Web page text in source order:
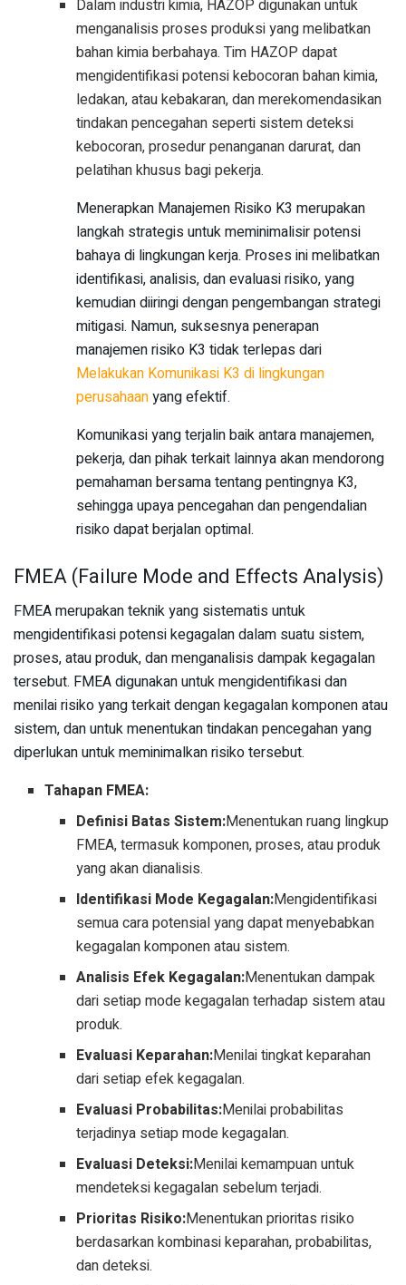
Dalam industri kimia, HAZOP digunakan untuk
menganalisis proses produksi yang melibatkan
bahan kimia berbahaya. Tim HAZOP dapat
mengidentifikasi potensi kebocoran bahan kimia,
ledakan, atau kebakaran, dan merekomendasikan
tindakan pencegahan seperti sistem deteksi
kebocoran, prosedur penanganan darurat, dan
pelatihan khusus bagi pekerja.
Menerapkan Manajemen Risiko K3 merupakan
langkah strategis untuk meminimalisir potensi
bahaya di lingkungan kerja. Proses ini melibatkan
identifikasi, analisis, dan evaluasi risiko, yang
kemudian diiringi dengan pengembangan strategi
mitigasi. Namun, suksesnya penerapan
manajemen risiko K3 tidak terlepas dari
Melakukan Komunikasi K3 di lingkungan
perusahaanyang efektif.
Komunikasi yang terjalin baik antara manajemen,
pekerja, dan pihak terkait lainnya akan mendorong
pemahaman bersama tentang pentingnya K3,
sehingga upaya pencegahan dan pengendalian
risiko dapat berjalan optimal.
FMEA (Failure Mode and Effects Analysis)
FMEA merupakan teknik yang sistematis untuk
mengidentifikasi potensi kegagalan dalam suatu sistem,
proses, atau produk, dan menganalisis dampak kegagalan
tersebut. FMEA digunakan untuk mengidentifikasi dan
menilai risiko yang terkait dengan kegagalan komponen atau
sistem, dan untuk menentukan tindakan pencegahan yang
diperlukan untuk meminimalkan risiko tersebut.
Tahapan FMEA:
Definisi Batas Sistem:Menentukan ruang lingkup
FMEA, termasuk komponen, proses, atau produk
yang akan dianalisis.
Identifikasi Mode Kegagalan:Mengidentifikasi
semua cara potensial yang dapat menyebabkan
kegagalan komponen atau sistem.
Analisis Efek Kegagalan:Menentukan dampak
dari setiap mode kegagalan terhadap sistem atau
produk.
Evaluasi Keparahan:Menilai tingkat keparahan
dari setiap efek kegagalan.
Evaluasi Probabilitas:Menilai probabilitas
terjadinya setiap mode kegagalan.
Evaluasi Deteksi:Menilai kemampuan untuk
mendeteksi kegagalan sebelum terjadi.
Prioritas Risiko:Menentukan prioritas risiko
berdasarkan kombinasi keparahan, probabilitas,
dan deteksi.